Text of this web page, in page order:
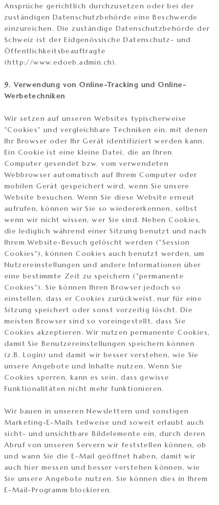
Ansprüche gerichtlich durchzusetzen oder bei der
zuständigen Datenschutzbehörde eine Beschwerde
einzureichen. Die zuständige Datenschutzbehörde der
Schweiz ist der Eidgenössische Datenschutz- und
Öffentlichkeitsbeauftragte
(http://www.edoeb.admin.ch).
9. Verwendung von Online-Tracking und Online-
Werbetechniken
Wir setzen auf unseren Websites typischerweise
"Cookies" und vergleichbare Techniken ein, mit denen
Ihr Browser oder Ihr Gerät identifiziert werden kann.
Ein Cookie ist eine kleine Datei, die an Ihren
Computer gesendet bzw. vom verwendeten
Webbrowser automatisch auf Ihrem Computer oder
mobilen Gerät gespeichert wird, wenn Sie unsere
Website besuchen. Wenn Sie diese Website erneut
aufrufen, können wir Sie so wiedererkennen, selbst
wenn wir nicht wissen, wer Sie sind. Neben Cookies,
die lediglich während einer Sitzung benutzt und nach
Ihrem Website-Besuch gelöscht werden ("Session
Cookies"), können Cookies auch benutzt werden, um
Nutzereinstellungen und andere Informationen über
eine bestimmte Zeit zu speichern ("permanente
Cookies"). Sie können Ihren Browser jedoch so
einstellen, dass er Cookies zurückweist, nur für eine
Sitzung speichert oder sonst vorzeitig löscht. Die
meisten Browser sind so voreingestellt, dass Sie
Cookies akzeptieren. Wir nutzen permanente Cookies,
damit Sie Benutzereinstellungen speichern können
(z.B. Login) und damit wir besser verstehen, wie Sie
unsere Angebote und Inhalte nutzen. Wenn Sie
Cookies sperren, kann es sein, dass gewisse
Funktionalitäten nicht mehr funktionieren.
Wir bauen in unseren Newslettern und sonstigen
Marketing-E-Mails teilweise und soweit erlaubt auch
sicht- und unsichtbare Bildelemente ein, durch deren
Abruf von unseren Servern wir feststellen können, ob
und wann Sie die E-Mail geöffnet haben, damit wir
auch hier messen und besser verstehen können, wie
Sie unsere Angebote nutzen. Sie können dies in Ihrem
E-Mail-Programm blockieren.